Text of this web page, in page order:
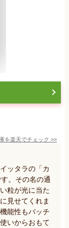
を楽天でチェック >>
ッタラの「カ
。その名の通
粒が光に当た
見せてくれま
能性もバッチ
いからおもて